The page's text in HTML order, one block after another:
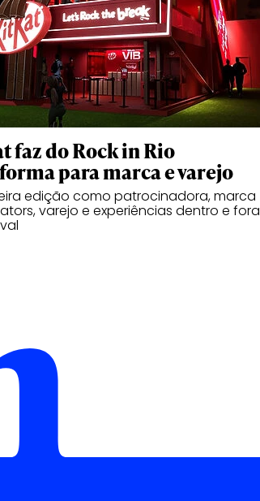
faz do Rock in Rio
para marca e varejo
edição como patrocinadora, marca
varejo e experiências dentro e fora